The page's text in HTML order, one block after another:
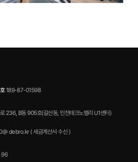
189-87-01598
236, B동 905호(갈산동, 인천테크노밸리 U1센터)
debro.kr ( 세금계산서 수신 )
96